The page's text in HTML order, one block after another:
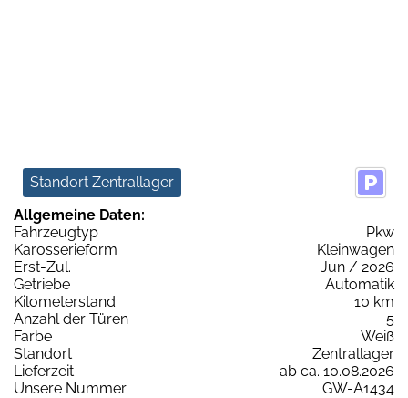
Standort Zentrallager
Allgemeine Daten:
Fahrzeugtyp
Pkw
Karosserieform
Kleinwagen
Erst-Zul.
Jun / 2026
Getriebe
Automatik
Kilometerstand
10 km
Anzahl der Türen
5
Farbe
Weiß
Standort
Zentrallager
Lieferzeit
ab ca. 10.08.2026
Unsere Nummer
GW-A1434